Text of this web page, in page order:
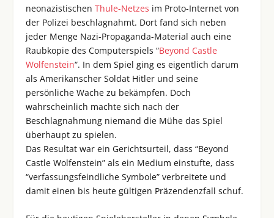
neonazistischenThule-Netzes im Proto-Internet von
der Polizei beschlagnahmt. Dort fand sich neben
jeder Menge Nazi-Propaganda-Material auch eine
Raubkopie des Computerspiels “Beyond Castle
Wolfenstein“. In dem Spiel ging es eigentlich darum
als Amerikanscher Soldat Hitler und seine
persönliche Wache zu bekämpfen. Doch
wahrscheinlich machte sich nach der
Beschlagnahmung niemand die Mühe das Spiel
überhaupt zu spielen.
Das Resultat war ein Gerichtsurteil, dass “Beyond
Castle Wolfenstein” als ein Medium einstufte, dass
“verfassungsfeindliche Symbole” verbreitete und
damit einen bis heute gültigen Präzendenzfall schuf.